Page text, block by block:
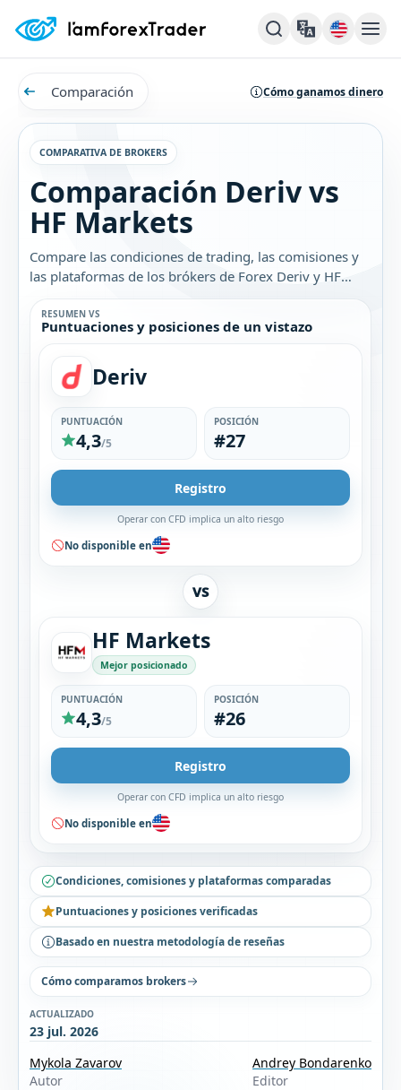
Comparación Cómo ganamos dinero
COMPARATIVA DE BROKERS
Comparación Deriv vs
HF Markets
Compare las condiciones de trading, las comisiones y
las plataformas de los brókers de Forex Deriv y HF
Markets. Descubra cuál es el mejor bróker para usted.
RESUMEN VS
Puntuaciones y posiciones de un vistazo
Deriv
PUNTUACIÓN
4,3/5
POSICIÓN
#27
Registro
Operar con CFD implica un alto riesgo
No disponible en
VS
HF Markets
Mejor posicionado
PUNTUACIÓN
4,3/5
POSICIÓN
#26
Registro
Operar con CFD implica un alto riesgo
No disponible en
Condiciones, comisiones y plataformas comparadas
Puntuaciones y posiciones verificadas
Basado en nuestra metodología de reseñas
Cómo comparamos brokers
ACTUALIZADO
23 jul. 2026
Mykola Zavarov
Autor
Andrey Bondarenko
Editor